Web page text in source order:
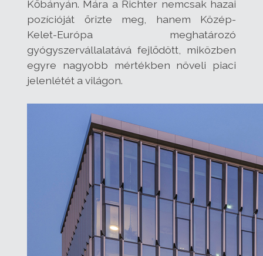
Kőbányán. Mára a Richter nemcsak hazai
pozícióját őrizte meg, hanem Közép-
Kelet-Európa meghatározó
gyógyszervállalatává fejlődött, miközben
egyre nagyobb mértékben növeli piaci
jelenlétét a világon.